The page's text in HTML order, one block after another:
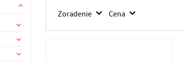
Zoradenie Cena